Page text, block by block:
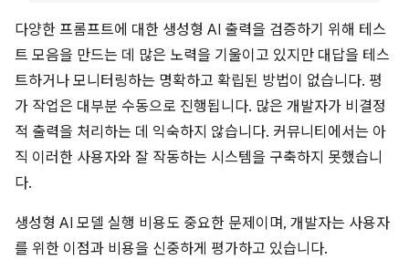
다양한 프롬프트에 대한 생성형 AI 출력을 검증하기 위해 테스
트 모음을 만드는 데 많은 노력을 기울이고 있지만 대답을 테스
트하거나 모니터링하는 명확하고 확립된 방법이 없습니다. 평
가 작업은 대부분 수동으로 진행됩니다. 많은 개발자가 비결정
적 출력을 처리하는 데 익숙하지 않습니다. 커뮤니티에서는 아
직 이러한 사용자와 잘 작동하는 시스템을 구축하지 못했습니
다.
생성형 AI 모델 실행 비용도 중요한 문제이며, 개발자는 사용자
를 위한 이점과 비용을 신중하게 평가하고 있습니다.